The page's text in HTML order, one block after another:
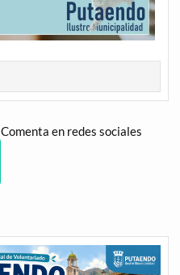
Comenta en redes sociales